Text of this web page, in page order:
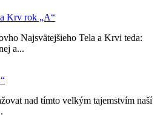
Krv rok „A“
Najsvätejšieho Tela a Krvi teda:
a...
nad tímto velkým tajemstvím naší